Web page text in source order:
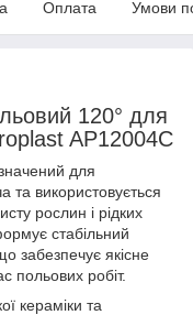
Оплата Умови
120° для
AP12004C
для
та використовується
рослин і рідких
стабільний
забезпечує якісне
польових робіт.
кераміки та